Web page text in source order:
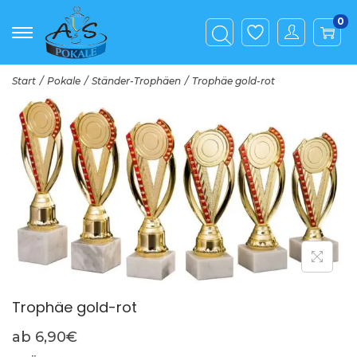
0
Start / Pokale / Ständer-Trophäen / Trophäe gold-rot
Trophäe gold-rot
ab 6,90€